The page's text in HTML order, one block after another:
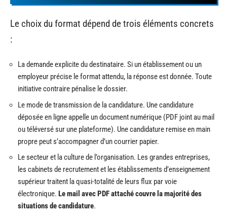
Le choix du format dépend de trois éléments concrets
:
La demande explicite du destinataire. Si un établissement ou un
employeur précise le format attendu, la réponse est donnée. Toute
initiative contraire pénalise le dossier.
Le mode de transmission de la candidature. Une candidature
déposée en ligne appelle un document numérique (PDF joint au mail
ou téléversé sur une plateforme). Une candidature remise en main
propre peut s’accompagner d’un courrier papier.
Le secteur et la culture de l’organisation. Les grandes entreprises,
les cabinets de recrutement et les établissements d’enseignement
supérieur traitent la quasi-totalité de leurs flux par voie
électronique. Le mail avec PDF attaché couvre la majorité des
situations de candidature.